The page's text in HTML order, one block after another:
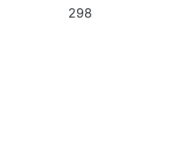
298